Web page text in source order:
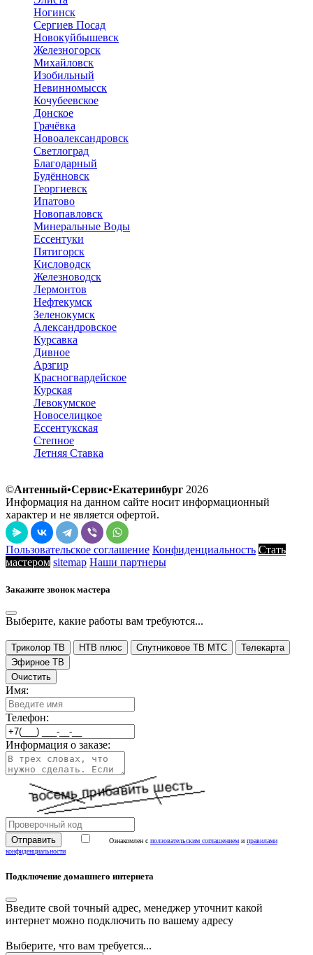
Ногинск
Сергиев Посад
Новокуйбышевск
Железногорск
Михайловск
Изобильный
Невинномысск
Кочубеевское
Донское
Грачёвка
Новоалександровск
Светлоград
Благодарный
Будённовск
Георгиевск
Ипатово
Новопавловск
Минеральные Воды
Ессентуки
Пятигорск
Кисловодск
Железноводск
Лермонтов
Нефтекумск
Зеленокумск
Александровское
Курсавка
Дивное
Арзгир
Красногвардейское
Курская
Левокумское
Новоселицкое
Ессентукская
Степное
Летняя Ставка
©Антенный•Сервис•Екатеринбург 2026
Информация на данном сайте носит информационный
характер и не является офертой.
Пользовательское соглашение Конфиденциальность Стать
мастером sitemap Наши партнеры
Закажите звонок мастера
Выберите, какие работы вам требуются...
Триколор ТВ НТВ плюс Спутниковое ТВ МТС
Телекарта
Эфирное ТВ
Очистить
Имя:
Телефон:
Информация о заказе:
Ознакомлен с ползовательским соглашением и правилами
конфиденциальности
Подключение домашнего интернета
Введите свой точный адрес, менеджер уточнит какой
интернет можно подключить по вашему адресу
Выберите, что вам требуется...